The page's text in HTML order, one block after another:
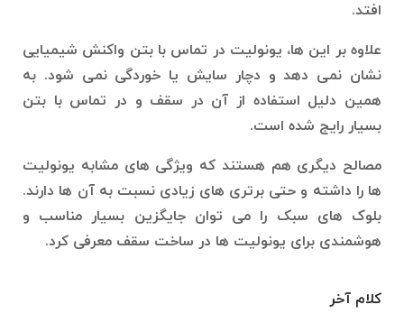
افتد.
علاوه بر این ها، یونولیت در تماس با بتن واکنش شیمیایی
نشان نمی دهد و دچار سایش یا خوردگی نمی شود. به
همین دلیل استفاده از آن در سقف و در تماس با بتن
بسیار رایج شده است.
مصالح دیگری هم هستند که ویژگی های مشابه یونولیت
ها را داشته و حتی برتری های زیادی نسبت به آن ها دارند.
بلوک های سبک را می توان جایگزین بسیار مناسب و
هوشمندی برای یونولیت ها در ساخت سقف معرفی کرد.
کلام آخر